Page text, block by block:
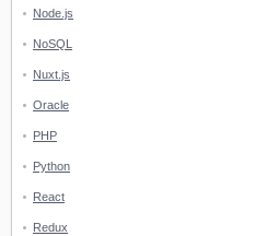
Node.js
NoSQL
Nuxt.js
Oracle
PHP
Python
React
Redux